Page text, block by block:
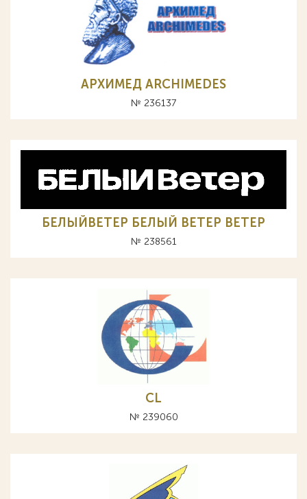
АРХИМЕД ARCHIMEDES
№ 236137
БЕЛЫЙВЕТЕР БЕЛЫЙ ВЕТЕР BETEP
№ 238561
CL
№ 239060